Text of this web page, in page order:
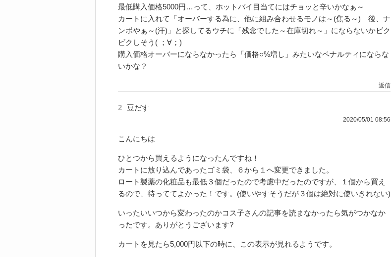
最低購入価格5000円…って、ホットバイ目当てにはチョッと辛いかなぁ～
カートに入れて「オーバーする為に、他に組み合わせるモノは～(焦る～) 後、ナ
ンボやぁ～(汗)」と探してるウチに「残念でした～在庫切れ～」にならないかビク
ビクしそう( ；∀；)
購入価格オーバーにならなかったら「価格○%増し」みたいなペナルティにならな
いかな？
返信
2 豆だす
2020/05/01 08:56
こんにちは
ひとつから買えるようになったんですね！
カートに放り込んであったゴミ袋、６から１へ変更できました。
ロート製薬の化粧品も最低３個だったので考慮中だったのですが、１個から買え
るので、待っててよかった！です。(使いやすそうだが３個は絶対に使いきれない)
いったいいつから変わったのかコス子さんの記事を読まなかったら気がつかなか
ったです。ありがとうございます?
カートを見たら5,000円以下の時に、この表示が見れるようです。